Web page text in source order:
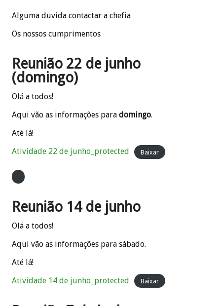
Alguma duvida contactar a chefia
Os nossos cumprimentos
Reunião 22 de junho
(domingo)
Olá a todos!
Aqui vão as informações para domingo.
Até lá!
Atividade 22 de junho_protected
Baixar
Reunião 14 de junho
Olá a todos!
Aqui vão as informações para sábado.
Até lá!
Atividade 14 de junho_protected
Baixar